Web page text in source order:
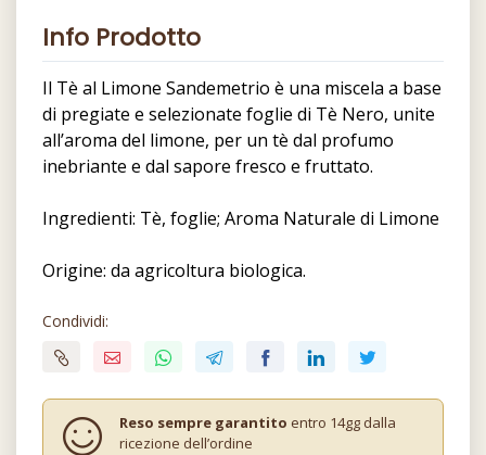
Info Prodotto
Il Tè al Limone Sandemetrio è una miscela a base
di pregiate e selezionate foglie di Tè Nero, unite
all’aroma del limone, per un tè dal profumo
inebriante e dal sapore fresco e fruttato.
Ingredienti: Tè, foglie; Aroma Naturale di Limone
Origine: da agricoltura biologica.
Condividi:
Reso sempre garantito entro 14gg dalla
ricezione dell’ordine